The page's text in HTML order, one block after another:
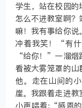
学生，站在校园的
怎么不进教室啊
嘛！我有事给你说
冲着我笑！“有什
“给你！”一溜烟
看被大雾笼罩的山
他。走在山间的
崖。我跟着走进
小声唱着:“感恩